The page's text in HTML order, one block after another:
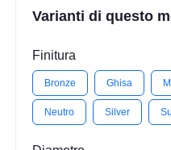
Varianti di questo
Finitura
Bronze Ghisa
Neutro Silver